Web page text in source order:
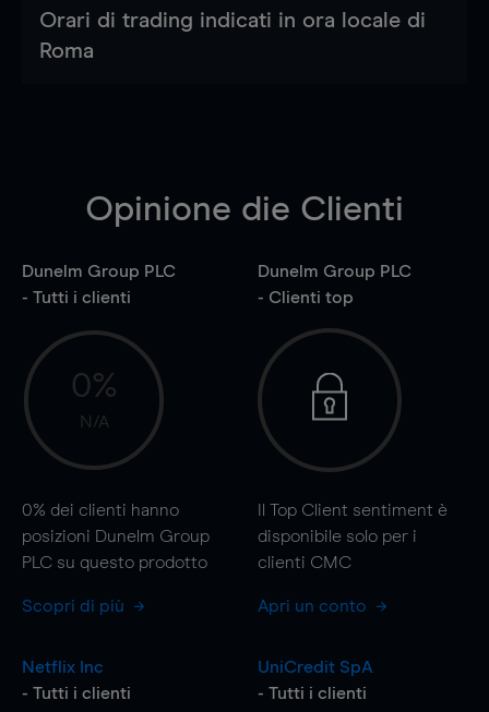
Orari di trading indicati in ora locale di
Roma
Opinione die Clienti
Dunelm Group PLC
- Tutti i clienti
0%
N/A
0% dei clienti hanno
posizioni Dunelm Group
PLC su questo prodotto
Scopri di più
Dunelm Group PLC
- Clienti top
Il Top Client sentiment è
disponibile solo per i
clienti CMC
Apri un conto
Netflix Inc
- Tutti i clienti
UniCredit SpA
- Tutti i clienti